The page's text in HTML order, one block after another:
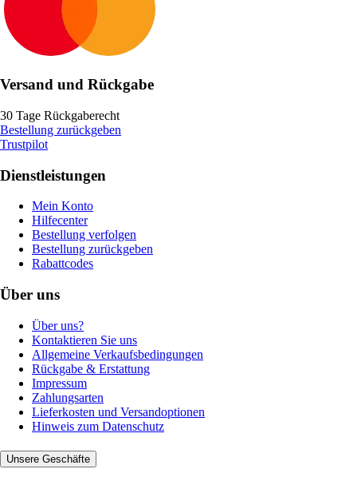
Versand und Rückgabe
30 Tage Rückgaberecht
Bestellung zurückgeben
Trustpilot
Dienstleistungen
Mein Konto
Hilfecenter
Bestellung verfolgen
Bestellung zurückgeben
Rabattcodes
Über uns
Über uns?
Kontaktieren Sie uns
Allgemeine Verkaufsbedingungen
Rückgabe & Erstattung
Impressum
Zahlungsarten
Lieferkosten und Versandoptionen
Hinweis zum Datenschutz
Unsere Geschäfte